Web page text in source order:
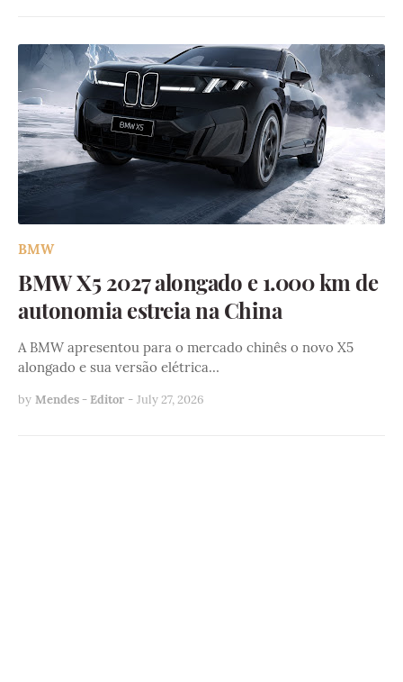
BMW
BMW X5 2027 alongado e 1.000 km de
autonomia estreia na China
A BMW apresentou para o mercado chinês o novo X5
alongado e sua versão elétrica…
by Mendes - Editor - July 27, 2026